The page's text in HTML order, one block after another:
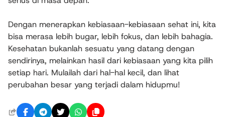
Dengan menerapkan kebiasaan-kebiasaan sehat ini, kita
bisa merasa lebih bugar, lebih fokus, dan lebih bahagia.
Kesehatan bukanlah sesuatu yang datang dengan
sendirinya, melainkan hasil dari kebiasaan yang kita pilih
setiap hari. Mulailah dari hal-hal kecil, dan lihat
perubahan besar yang terjadi dalam hidupmu!